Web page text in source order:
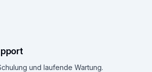
und laufende Wartung.